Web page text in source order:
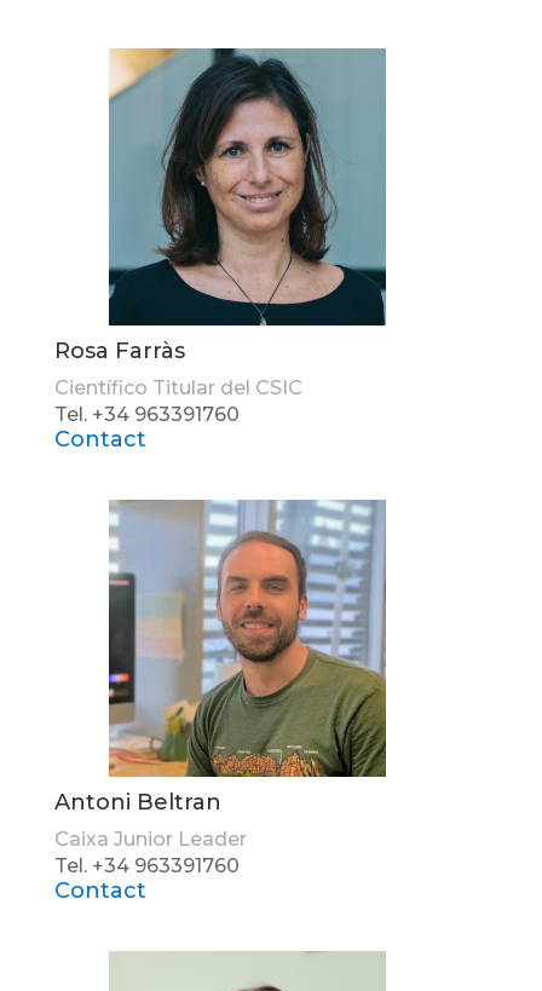
Rosa Farràs
Científico Titular del CSIC
Tel. +34 963391760
Contact
Antoni Beltran
Caixa Junior Leader
Tel. +34 963391760
Contact